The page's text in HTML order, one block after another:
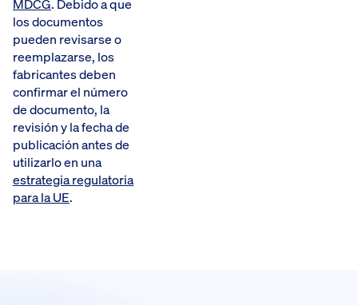
MDCG. Debido a que
los documentos
pueden revisarse o
reemplazarse, los
fabricantes deben
confirmar el número
de documento, la
revisión y la fecha de
publicación antes de
utilizarlo en una
estrategia regulatoria
para la UE.